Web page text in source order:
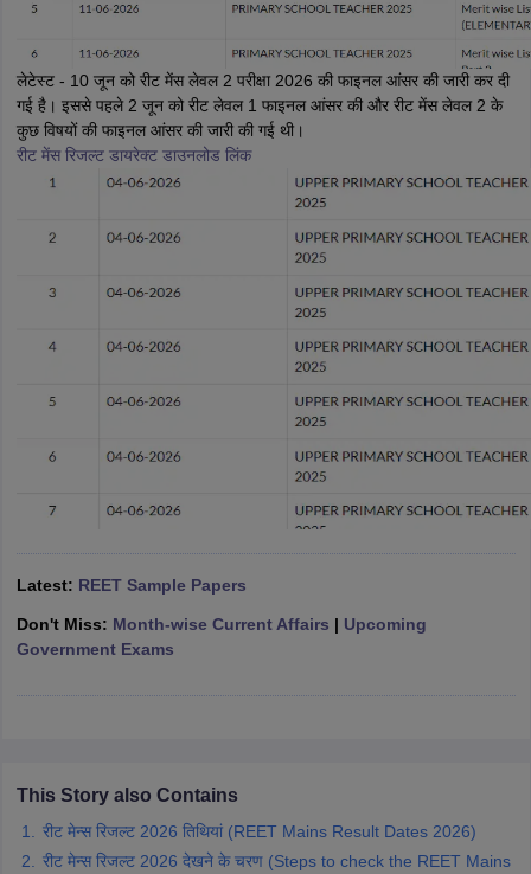
UPSC IAS Answer key
D Exam Centres
RRB Group D Exam pattern
UPTET Question Papers
UGC NET Question Papers
Question Papers
लेटेस्ट - 10 जून को रीट मेंस लेवल 2 परीक्षा 2026 की फाइनल आंसर की जारी कर दी
गई है। इससे पहले 2 जून को रीट लेवल 1 फाइनल आंसर की और रीट मेंस लेवल 2 के
कुछ विषयों की फाइनल आंसर की जारी की गई थी।
रीट मेंस रिजल्ट डायरेक्ट डाउनलोड लिंक
Latest: REET Sample Papers
Don't Miss: Month-wise Current Affairs | Upcoming
Government Exams
This Story also Contains
रीट मेन्स रिजल्ट 2026 तिथियां (REET Mains Result Dates 2026)
रीट मेन्स रिजल्ट 2026 देखने के चरण (Steps to check the REET Mains